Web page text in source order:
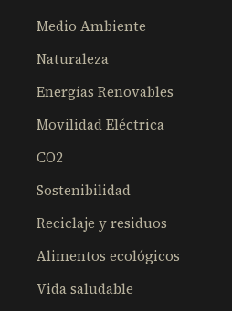
Medio Ambiente
Naturaleza
Energías Renovables
Movilidad Eléctrica
CO2
Sostenibilidad
Reciclaje y residuos
Alimentos ecológicos
Vida saludable